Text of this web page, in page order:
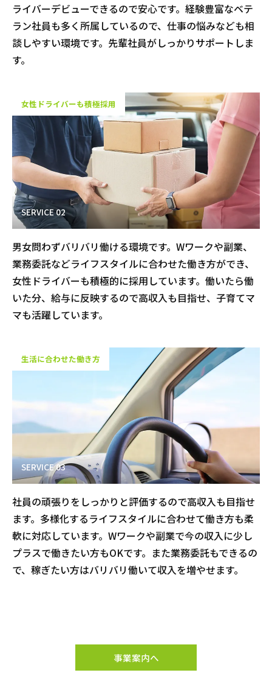
ライバーデビューできるので安心です。経験豊富なベテ
ラン社員も多く所属しているので、仕事の悩みなども相
談しやすい環境です。先輩社員がしっかりサポートしま
す。
女性ドライバーも積極採用
SERVICE 02
男女問わずバリバリ働ける環境です。Wワークや副業、
業務委託などライフスタイルに合わせた働き方ができ、
女性ドライバーも積極的に採用しています。働いたら働
いた分、給与に反映するので高収入も目指せ、子育てマ
マも活躍しています。
生活に合わせた働き方
SERVICE 03
社員の頑張りをしっかりと評価するので高収入も目指せ
ます。多様化するライフスタイルに合わせて働き方も柔
軟に対応しています。Wワークや副業で今の収入に少し
プラスで働きたい方もOKです。また業務委託もできるの
で、稼ぎたい方はバリバリ働いて収入を増やせます。
事業案内へ